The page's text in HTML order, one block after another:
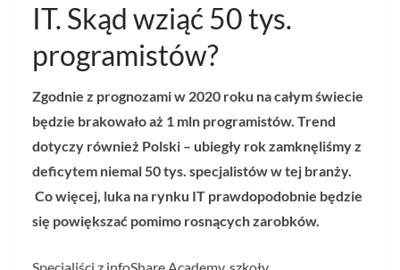
IT. Skąd wziąć 50 tys.
programistów?
Zgodnie z prognozami w 2020 roku na całym świecie
będzie brakowało aż 1 mln programistów. Trend
dotyczy również Polski – ubiegły rok zamknęliśmy z
deficytem niemal 50 tys. specjalistów w tej branży.
Co więcej, luka na rynku IT prawdopodobnie będzie
się powiększać pomimo rosnących zarobków.